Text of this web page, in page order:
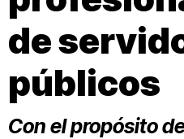
de
públicos
Con el propósito